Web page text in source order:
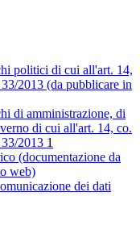
politici di cui all'art. 14,
2013 (da pubblicare in
di amministrazione, di
di cui all'art. 14, co.
2013 1
(documentazione da
web)
dei dati